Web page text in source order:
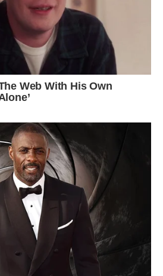
було давно і зараз ці проблеми
пояснити що ніколи не
потім сусідці доводила,
не згадувала і ні в яких їх
і її дочка від мене
знову жити стало важко. Косі
коли я до чоловіка
поїхала на місяць до своєї мами
до чоловіка, а тут ще сюрприз. Ми
квартиру і до нас приїхала жити
і буде жити з нами, тому що
а їздити туди незручно. Я
у них 4 роки, нервує звичайно
і те, що удвох з чоловіком буваємо
мого від’їзду в кімнаті де ми з